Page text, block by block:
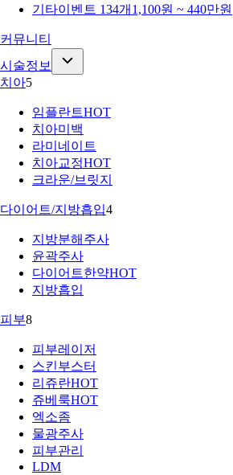
기타이벤트 134개 1,100원 ~ 440만원
커뮤니티
시술정보
치아5
임플란트HOT
치아미백
라미네이트
치아교정HOT
크라운/브릿지
다이어트/지방흡입4
지방분해주사
윤곽주사
다이어트한약HOT
지방흡입
피부8
피부레이저
스킨부스터
리쥬란HOT
쥬베룩HOT
엑소좀
물광주사
피부관리
LDM